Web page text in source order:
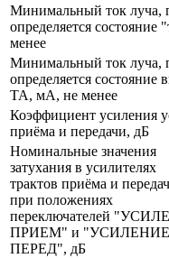
Минимальный ток луча,
определяется состояние
менее
Минимальный ток луча,
определяется состояние
ТА, мА, не менее
Коэффициент усиления
приёма и передачи, дБ
Номинальные значения
затухания в усилителях
трактов приёма и
при положениях
переключателей
ПРИЕМ" и "УСИЛЕНИЕ
ПЕРЕД", дБ